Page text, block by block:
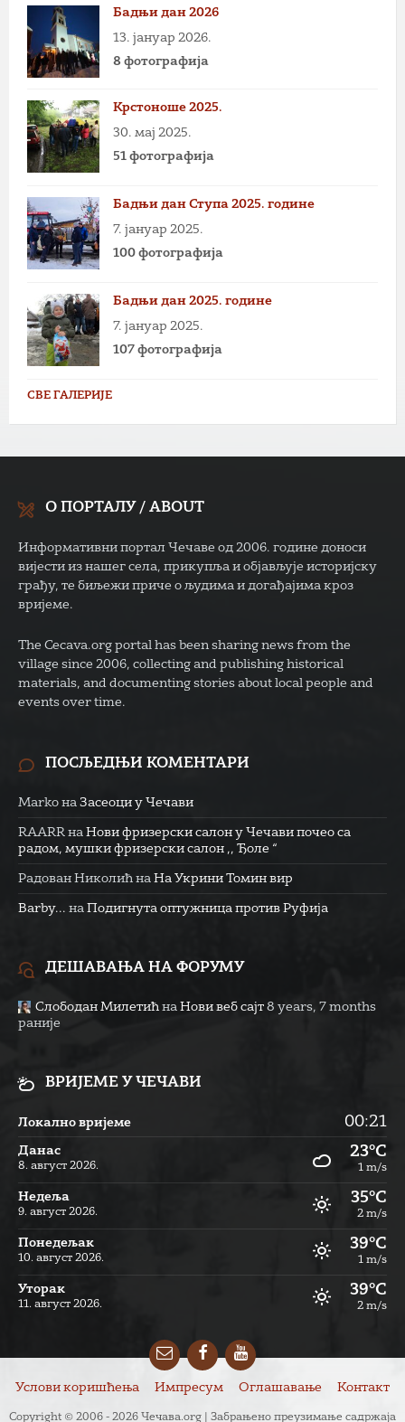
Бадњи дан 2026
13. јануар 2026.
8 фотографија
Крстоноше 2025.
30. мај 2025.
51 фотографија
Бадњи дан Ступа 2025. године
7. јануар 2025.
100 фотографија
Бадњи дан 2025. године
7. јануар 2025.
107 фотографија
СВЕ ГАЛЕРИЈЕ
О ПОРТАЛУ / ABOUT
Информативни портал Чечаве од 2006. године доноси
вијести из нашег села, прикупља и објављује историјску
грађу, те биљежи приче о људима и догађајима кроз
вријеме.
The Cecava.org portal has been sharing news from the
village since 2006, collecting and publishing historical
materials, and documenting stories about local people and
events over time.
ПОСЉЕДЊИ КОМЕНТАРИ
Marko на Засеоци у Чечави
RAARR на Нови фризерски салон у Чечави почео са
радом, мушки фризерски салон ,, Ђоле “
Радован Николић на На Укрини Томин вир
Barby... на Подигнута оптужница против Руфија
ДЕШАВАЊА НА ФОРУМУ
Слободан Милетић на Нови веб сајт 8 years, 7 months
раније
ВРИЈЕМЕ У ЧЕЧАВИ
Локално вријеме 00:21
Данас
8. август 2026.
23°C
1 m/s
Недеља
9. август 2026.
35°C
2 m/s
Понедељак
10. август 2026.
39°C
1 m/s
Уторак
11. август 2026.
39°C
2 m/s
EmailFacebookYouTube
Услови коришћења Импресум Оглашавање Контакт
Copyright © 2006 - 2026 Чечава.org | Забрањено преузимање садржаја